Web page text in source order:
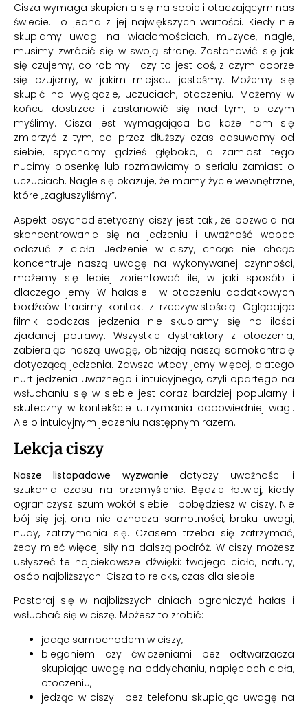
Cisza wymaga skupienia się na sobie i otaczającym nas
świecie. To jedna z jej największych wartości. Kiedy nie
skupiamy uwagi na wiadomościach, muzyce, nagle,
musimy zwrócić się w swoją stronę. Zastanowić się jak
się czujemy, co robimy i czy to jest coś, z czym dobrze
się czujemy, w jakim miejscu jesteśmy. Możemy się
skupić na wyglądzie, uczuciach, otoczeniu. Możemy w
końcu dostrzec i zastanowić się nad tym, o czym
myślimy. Cisza jest wymagająca bo każe nam się
zmierzyć z tym, co przez dłuższy czas odsuwamy od
siebie, spychamy gdzieś głęboko, a zamiast tego
nucimy piosenkę lub rozmawiamy o serialu zamiast o
uczuciach. Nagle się okazuje, że mamy życie wewnętrzne,
które „zagłuszyliśmy”.
Aspekt psychodietetyczny ciszy jest taki, że pozwala na
skoncentrowanie się na jedzeniu i uważność wobec
odczuć z ciała. Jedzenie w ciszy, chcąc nie chcąc
koncentruje naszą uwagę na wykonywanej czynności,
możemy się lepiej zorientować ile, w jaki sposób i
dlaczego jemy. W hałasie i w otoczeniu dodatkowych
bodźców tracimy kontakt z rzeczywistością. Oglądając
filmik podczas jedzenia nie skupiamy się na ilości
zjadanej potrawy. Wszystkie dystraktory z otoczenia,
zabierając naszą uwagę, obniżają naszą samokontrolę
dotyczącą jedzenia. Zawsze wtedy jemy więcej, dlatego
nurt jedzenia uważnego i intuicyjnego, czyli opartego na
wsłuchaniu się w siebie jest coraz bardziej popularny i
skuteczny w kontekście utrzymania odpowiedniej wagi.
Ale o intuicyjnym jedzeniu następnym razem.
Lekcja ciszy
Nasze listopadowe wyzwanie dotyczy uważności i
szukania czasu na przemyślenie. Będzie łatwiej, kiedy
ograniczysz szum wokół siebie i pobędziesz w ciszy. Nie
bój się jej, ona nie oznacza samotności, braku uwagi,
nudy, zatrzymania się. Czasem trzeba się zatrzymać,
żeby mieć więcej siły na dalszą podróż. W ciszy możesz
usłyszeć te najciekawsze dźwięki: twojego ciała, natury,
osób najbliższych. Cisza to relaks, czas dla siebie.
Postaraj się w najbliższych dniach ograniczyć hałas i
wsłuchać się w ciszę. Możesz to zrobić:
jadąc samochodem w ciszy,
bieganiem czy ćwiczeniami bez odtwarzacza
skupiając uwagę na oddychaniu, napięciach ciała,
otoczeniu,
jedząc w ciszy i bez telefonu skupiając uwagę na